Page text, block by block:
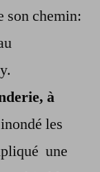
son chemin:
à
les
une